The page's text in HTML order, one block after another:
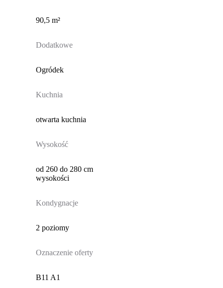
90,5 m²
Dodatkowe
Ogródek
Kuchnia
otwarta kuchnia
Wysokość
od 260 do 280 cm
wysokości
Kondygnacje
2 poziomy
Oznaczenie oferty
B11 A1